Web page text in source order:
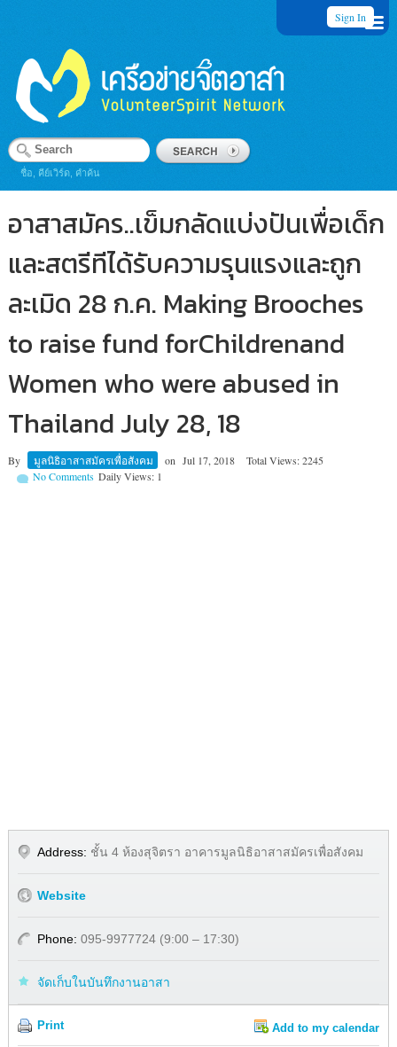
Sign In
ชื่อ, คีย์เวิร์ด, คำค้น
อาสาสมัคร..เข็มกลัดแบ่งปันเพื่อเด็ก
และสตรีทีได้รับความรุนแรงและถูก
ละเมิด 28 ก.ค. Making Brooches
to raise fund forChildrenand
Women who were abused in
Thailand July 28, 18
By มูลนิธิอาสาสมัครเพื่อสังคม on Jul 17, 2018
Total Views: 2245
Daily Views: 1
No Comments
Address: ชั้น 4 ห้องสุจิตรา อาคารมูลนิธิอาสาสมัครเพื่อสังคม
Website
Phone: 095-9977724 (9:00 – 17:30)
จัดเก็บในบันทึกงานอาสา
Print Add to my calendar